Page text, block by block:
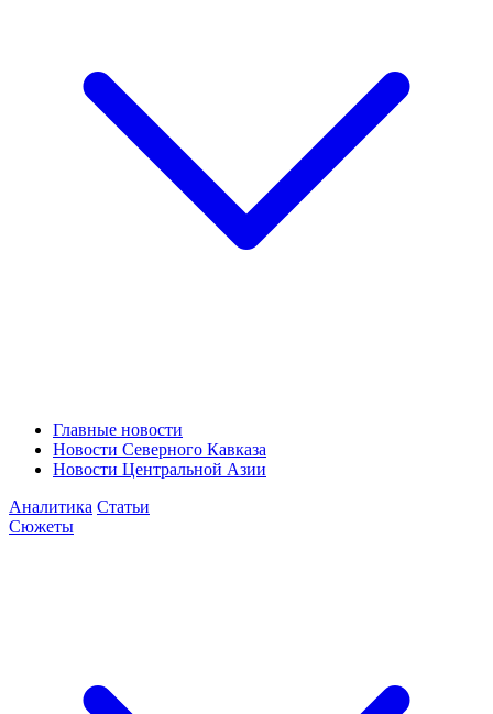
Главные новости
Новости Северного Кавказа
Новости Центральной Азии
Аналитика Статьи
Сюжеты